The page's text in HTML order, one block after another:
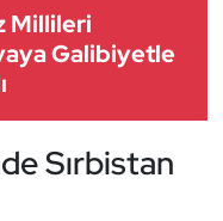
Millileri
Galibiyetle
Sırbistan